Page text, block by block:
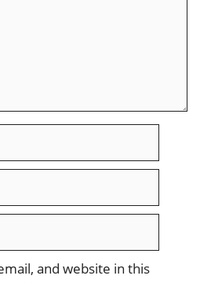
and website in this